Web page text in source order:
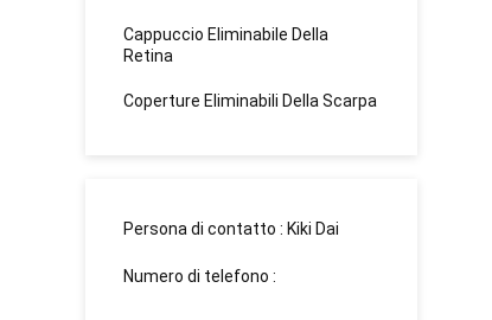
Cappuccio Eliminabile Della
Retina
Coperture Eliminabili Della Scarpa
Persona di contatto : Kiki Dai
Numero di telefono :